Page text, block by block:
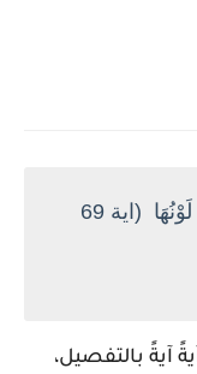
اعراب قَالُوا ادْعُ لَنَا رَبَّكَ يُبَيِّن لَّنَا مَا لَوْنُهَا (اية 69
آيةً بالتفصيل،